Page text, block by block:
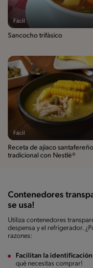
Fácil
Sancocho trifásico
Fácil
Receta de ajiaco santafereño
tradicional con Nestlé®
Contenedores
se usa!
Utiliza contenedores
despensa y el refrigerador.
razones:
Facilitan la
qué necesitas comprar!